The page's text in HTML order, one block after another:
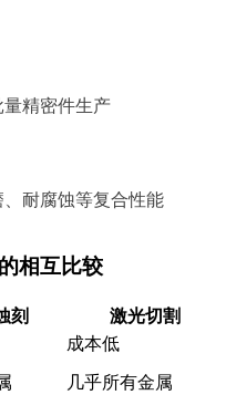
精密件生产
耐腐蚀等复合性能
相互比较
刻 激光切割
成本低
几乎所有金属